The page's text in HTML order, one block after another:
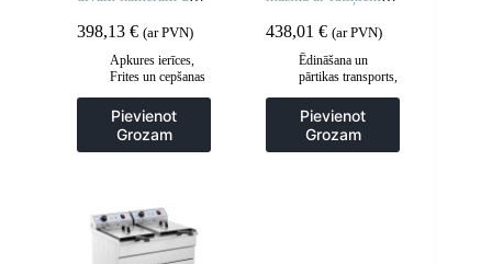
2x10L
398,13 € (ar PVN)
Apkures ierīces
Frites un cepšanas
Gastronomija
Regulējamas
cepšanas iekārtas
Pievienot
Grozam
438,01€ (ar PVN)
Ēdināšana un
pārtikas transports
Popkorna mašīnas
Pievienot
Grozam